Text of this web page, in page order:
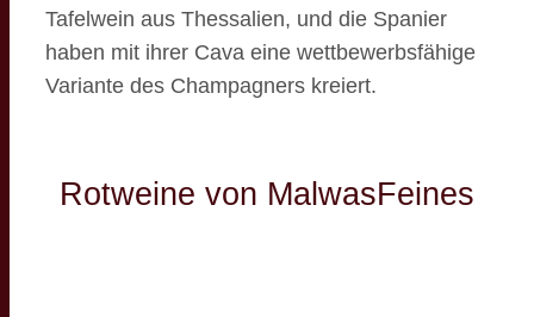
Tafelwein aus Thessalien, und die Spanier
haben mit ihrer Cava eine wettbewerbsfähige
Variante des Champagners kreiert.
Rotweine von MalwasFeines